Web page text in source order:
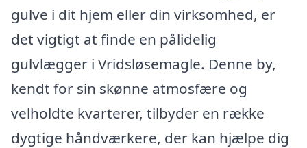
gulve i dit hjem eller din virksomhed, er
det vigtigt at finde en pålidelig
gulvlægger i Vridsløsemagle. Denne by,
kendt for sin skønne atmosfære og
velholdte kvarterer, tilbyder en række
dygtige håndværkere, der kan hjælpe dig